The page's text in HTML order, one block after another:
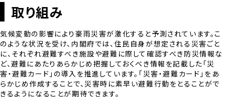
取り組み
気候変動の影響により豪雨災害が激化すると予測されています。こ
のような状況を受け、内閣府では、住民自身が想定される災害ごと
に、それぞれ避難すべき施設や避難に際して確認すべき防災情報な
ど、避難にあたりあらかじめ把握しておくべき情報を記載した「災
害・避難カード」の導入を推進しています。「災害・避難カード」をあ
らかじめ作成することで、災害時に素早い避難行動をとることがで
きるようになることが期待できます。